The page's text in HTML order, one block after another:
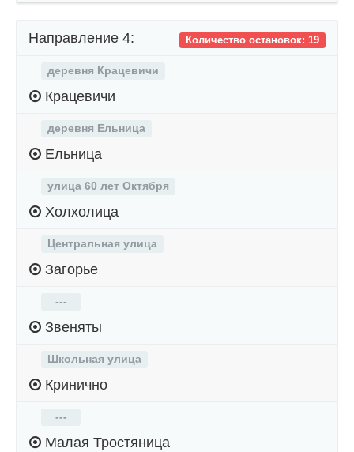
Количество остановок: 19
Направление 4:
деревня Крацевичи
Крацевичи
деревня Ельница
Ельница
улица 60 лет Октября
Холхолица
Центральная улица
Загорье
---
Звеняты
Школьная улица
Кринично
---
Малая Тростяница